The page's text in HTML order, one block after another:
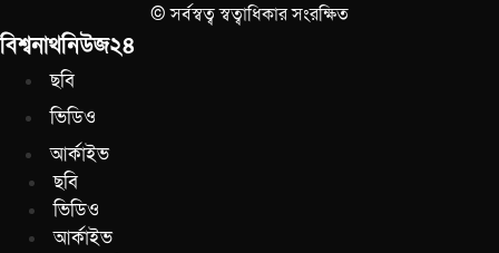
© সর্বস্বত্ব স্বত্বাধিকার সংরক্ষিত
বিশ্বনাথনিউজ২৪
ছবি
ভিডিও
আর্কাইভ
ছবি
ভিডিও
আর্কাইভ